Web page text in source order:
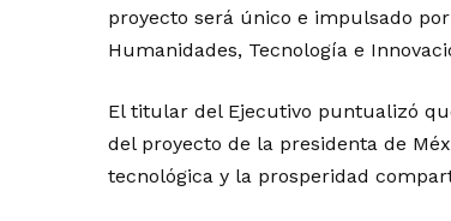
proyecto será único e impulsado
Humanidades, Tecnología e
El titular del Ejecutivo puntualizó
del proyecto de la presidenta de
tecnológica y la prosperidad